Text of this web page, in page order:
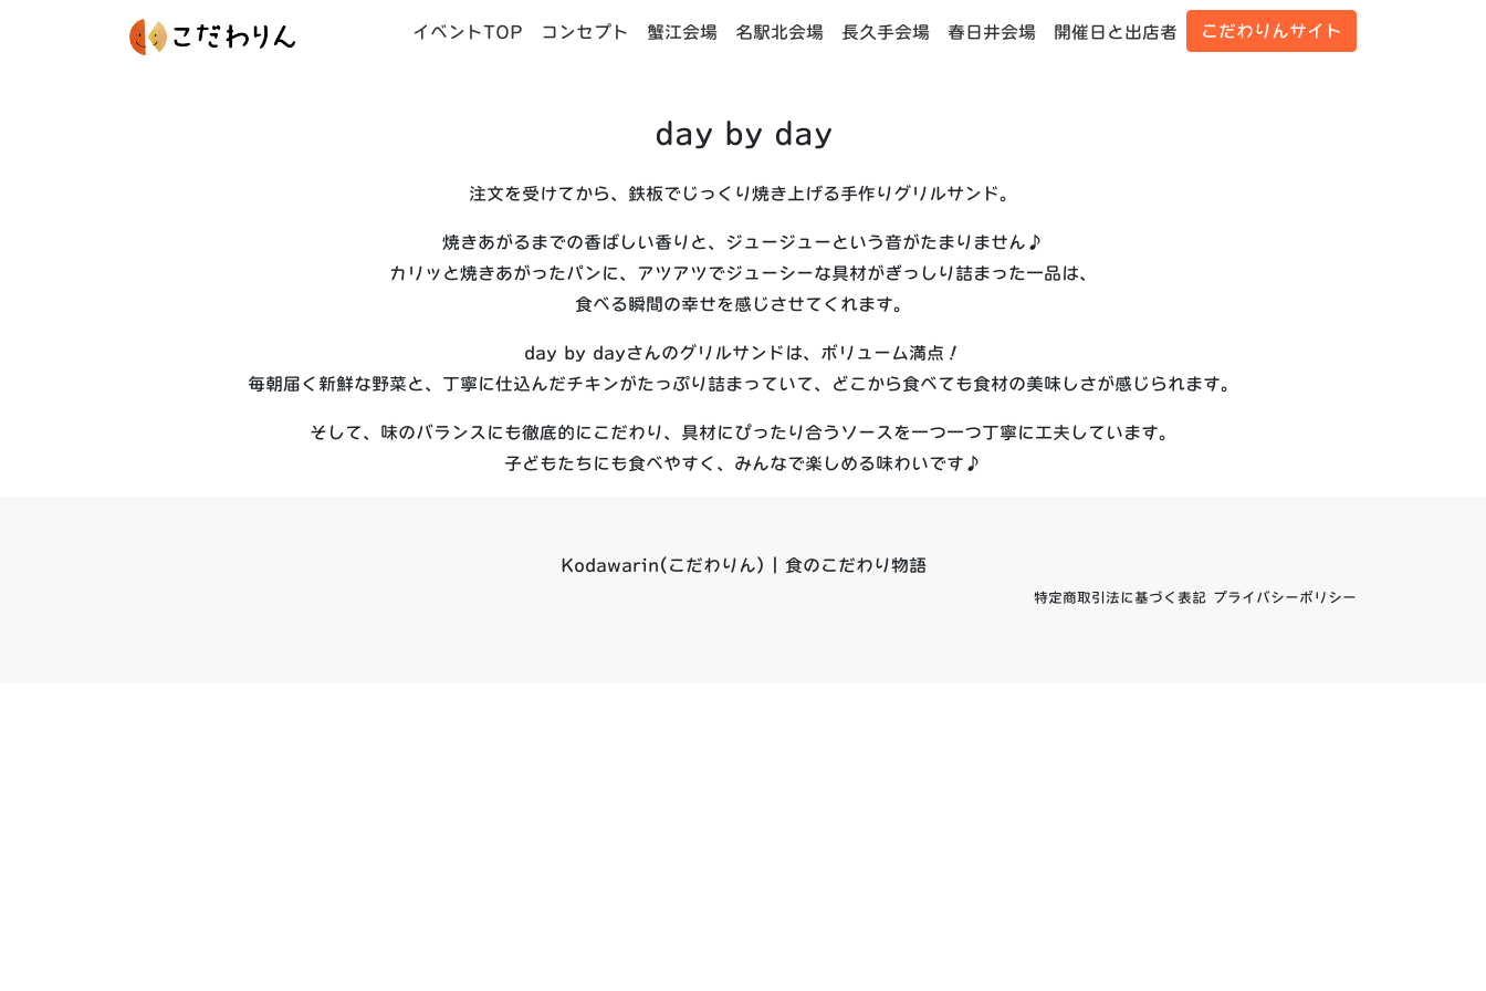
イベントTOP コンセプト 蟹江会場 名駅北会場 長久手会場 春日井会場 開催日と出店者 こだわりんサイト
day by day
注文を受けてから、鉄板でじっくり焼き上げる手作りグリルサンド。
焼きあがるまでの香ばしい香りと、ジュージューという音がたまりません♪
カリッと焼きあがったパンに、アツアツでジューシーな具材がぎっしり詰まった一品は、
食べる瞬間の幸せを感じさせてくれます。
day by dayさんのグリルサンドは、ボリューム満点！
毎朝届く新鮮な野菜と、丁寧に仕込んだチキンがたっぷり詰まっていて、どこから食べても食材の美味しさが感じられます。
そして、味のバランスにも徹底的にこだわり、具材にぴったり合うソースを一つ一つ丁寧に工夫しています。
子どもたちにも食べやすく、みんなで楽しめる味わいです♪
Kodawarin(こだわりん) | 食のこだわり物語
特定商取引法に基づく表記 プライバシーポリシー